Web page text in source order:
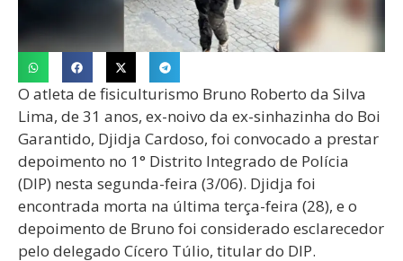
O atleta de fisiculturismo Bruno Roberto da Silva
Lima, de 31 anos, ex-noivo da ex-sinhazinha do Boi
Garantido, Djidja Cardoso, foi convocado a prestar
depoimento no 1° Distrito Integrado de Polícia
(DIP) nesta segunda-feira (3/06). Djidja foi
encontrada morta na última terça-feira (28), e o
depoimento de Bruno foi considerado esclarecedor
pelo delegado Cícero Túlio, titular do DIP.